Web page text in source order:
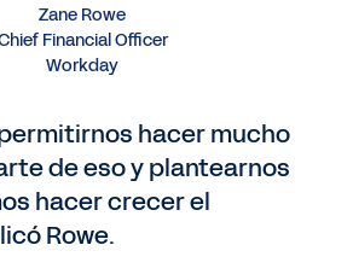
Zane Rowe
Financial Officer
Workday
hacer mucho
de eso y plantearnos
hacer crecer el
Rowe.